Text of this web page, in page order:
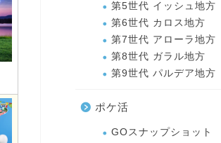
第5世代 イッシュ地方
第6世代 カロス地方
第7世代 アローラ地方
第8世代 ガラル地方
第9世代 パルデア地方
ポケ活
GOスナップショット